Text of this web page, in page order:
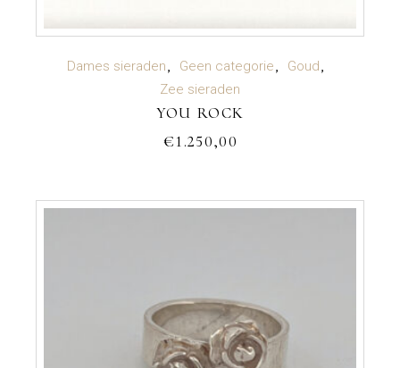
TOEVOEGEN AAN WINKELWAGEN
Dames sieraden Geen categorie
Goud
Zee sieraden
YOU ROCK
€1.250,00